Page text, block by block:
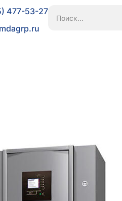
477-53-27